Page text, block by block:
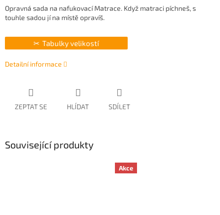
Opravná sada na nafukovací Matrace. Když matraci píchneš, s
touhle sadou jí na místě opravíš.
Tabulky velikostí
Detailní informace
ZEPTAT SE HLÍDAT SDÍLET
Související produkty
Akce